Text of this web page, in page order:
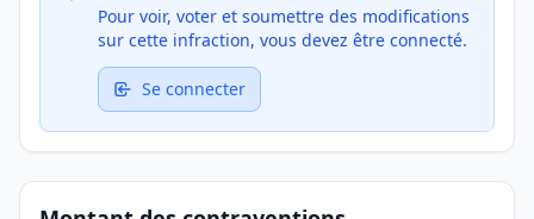
Pour voir, voter et soumettre des modifications
sur cette infraction, vous devez être connecté.
Se connecter